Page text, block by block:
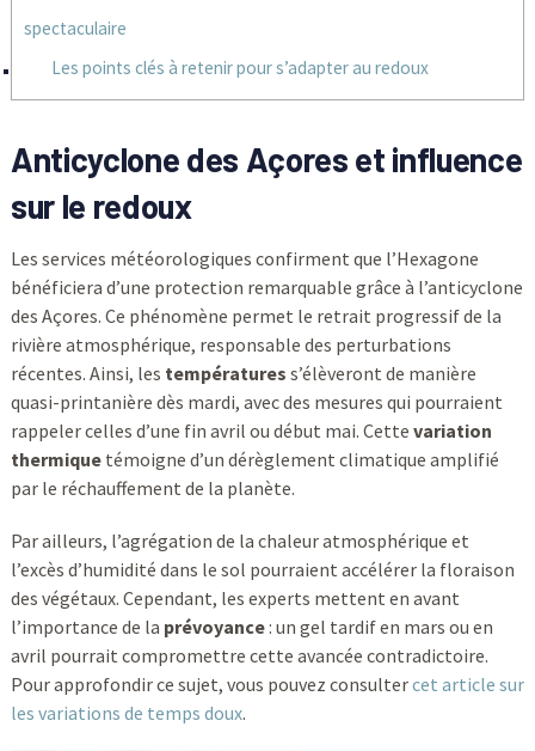
spectaculaire
Les points clés à retenir pour s’adapter au redoux
Anticyclone des Açores et influence
sur le redoux
Les services météorologiques confirment que l’Hexagone
bénéficiera d’une protection remarquable grâce à l’anticyclone
des Açores. Ce phénomène permet le retrait progressif de la
rivière atmosphérique, responsable des perturbations
récentes. Ainsi, les températures s’élèveront de manière
quasi-printanière dès mardi, avec des mesures qui pourraient
rappeler celles d’une fin avril ou début mai. Cette variation
thermiquetémoigne d’un dérèglement climatique amplifié
par le réchauffement de la planète.
Par ailleurs, l’agrégation de la chaleur atmosphérique et
l’excès d’humidité dans le sol pourraient accélérer la floraison
des végétaux. Cependant, les experts mettent en avant
l’importance de la prévoyance: un gel tardif en mars ou en
avril pourrait compromettre cette avancée contradictoire.
Pour approfondir ce sujet, vous pouvez consultercet article sur
les variations de temps doux.